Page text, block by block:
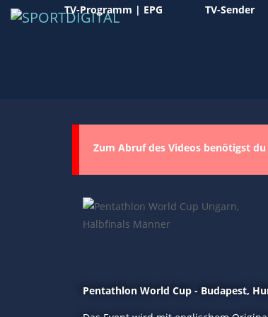
TV-Programm | EPG TV-Sender
Zum Abruf des Videos benötigst du
Pentathlon World Cup - Budapest,